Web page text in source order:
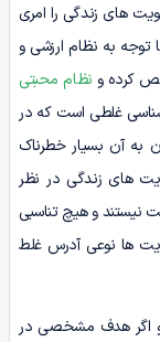
های زندگی را امری
به نظام ارزشی و
کرده و نظام محبتی
شناسی غلطی است که در
به آن بسیار خطرناک
های زندگی در نظر
نیستند و هیچ تناسبی
ها نوعی آدرس غلط
و اگر هدف مشخصی در